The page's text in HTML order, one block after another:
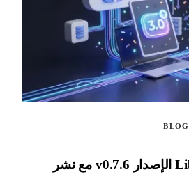
BLOG
تحديث: LibreChat الإصدار v0.7.6 مع نشر